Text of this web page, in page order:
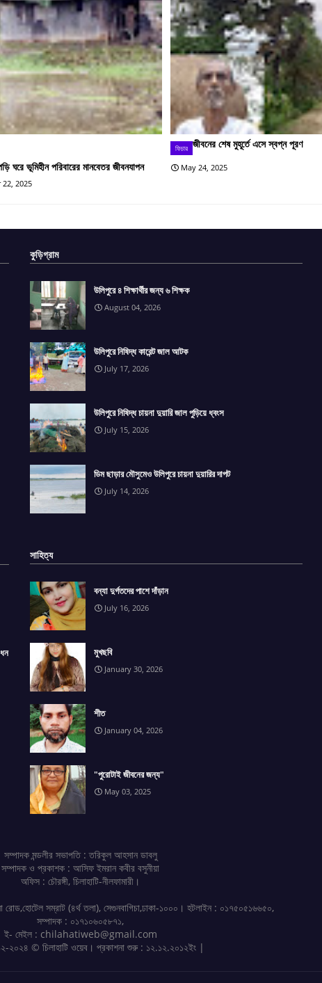
ঘরে ভূমিহীন পরিবারের মানবেতর জীবনযাপন
2025
ফিচার জীবনের শেষ মুহূর্তে এসে স্বপ্ন পূরণ
May 24, 2025
কুড়িগ্রাম
উলিপুরে ৪ শিক্ষার্থীর জন্য ৬ শিক্ষক
August 04, 2026
উলিপুরে নিষিদ্ধ কারেন্ট জাল আটক
July 17, 2026
উলিপুরে নিষিদ্ধ চায়না দুয়ারি জাল পুড়িয়ে ধ্বংস
July 15, 2026
ডিম ছাড়ার মৌসুমেও উলিপুরে চায়না দুয়ারির দাপট
July 14, 2026
সাহিত্য
বন্যা দুর্গতদের পাশে দাঁড়ান
July 16, 2026
মুখছবি
January 30, 2026
শীত
January 04, 2026
"পুরোটাই জীবনের জন্য"
May 03, 2025
সম্পাদক মন্ডলীর সভাপতি : তরিকুল আহসান ডাবলু
সম্পাদক ও প্রকাশক : আসিফ ইমরান কবীর বসুনীয়া
অফিস : চৌরঙ্গী, চিলাহাটি-নীলফামারী।
সম্রাট (৪র্থ তলা), সেগুনবাগিচা,ঢাকা-১০০০। হটলাইন : ০১৭৫০৫১৬৬৫০,
সম্পাদক : ০১৭১০৬০৫৮৭১,
ই- মেইল : chilahatiweb@gmail.com
২০২৪ © চিলাহাটি ওয়েব। প্রকাশনা শুরু : ১২.১২.২০১২ইং |